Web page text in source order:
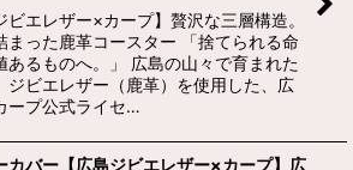
ビエレザー×カープ】贅沢な三層構造。
まった鹿革コースター 「捨てられる命
あるものへ。」 広島の山々で育まれた
ジビエレザー（鹿革）を使用した、広
ープ公式ライセ…
カバー【広島ジビエレザー×カープ】広